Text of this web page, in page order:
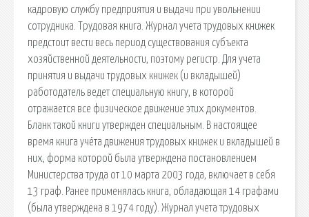
кадровую службу предприятия и выдачи при увольнении
сотрудника. Трудовая книга. Журнал учета трудовых книжек
предстоит вести весь период существования субъекта
хозяйственной деятельности, поэтому регистр. Для учета
принятия и выдачи трудовых книжек (и вкладышей)
работодатель ведет специальную книгу, в которой
отражается все физическое движение этих документов.
Бланк такой книги утвержден специальным. В настоящее
время книга учёта движения трудовых книжек и вкладышей в
них, форма которой была утверждена постановлением
Министерства труда от 10 марта 2003 года, включает в себя
13 граф. Ранее применялась книга, обладающая 14 графами
(была утверждена в 1974 году). Журнал учета трудовых